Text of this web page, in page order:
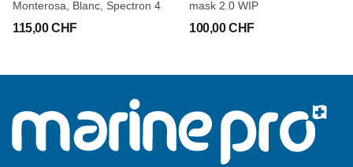
Monterosa, Blanc, Spectron 4
115,00 CHF
mask 2.0 WIP
100,00 CHF